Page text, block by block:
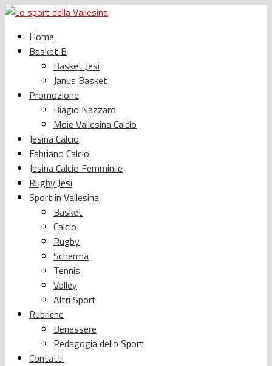
Home
Basket B
Basket Jesi
Janus Basket
Promozione
Biagio Nazzaro
Moie Vallesina Calcio
Jesina Calcio
Fabriano Calcio
Jesina Calcio Femminile
Rugby Jesi
Sport in Vallesina
Basket
Calcio
Rugby
Scherma
Tennis
Volley
Altri Sport
Rubriche
Benessere
Pedagogia dello Sport
Contatti